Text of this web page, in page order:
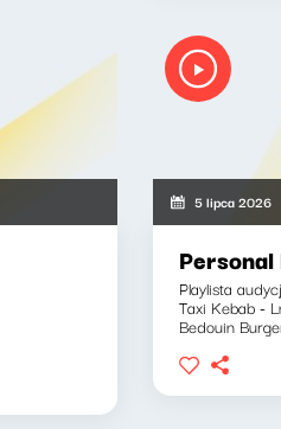
5 lipca 2026
Playlista
Taxi Kebab -
Bedouin